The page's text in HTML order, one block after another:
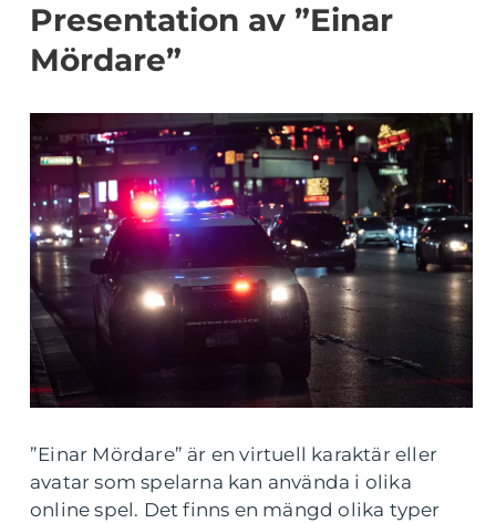
Presentation av ”Einar
Mördare”
”Einar Mördare” är en virtuell karaktär eller
avatar som spelarna kan använda i olika
online spel. Det finns en mängd olika typer